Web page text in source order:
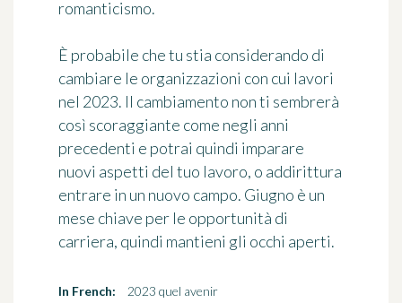
romanticismo.
È probabile che tu stia considerando di
cambiare le organizzazioni con cui lavori
nel 2023. Il cambiamento non ti sembrerà
così scoraggiante come negli anni
precedenti e potrai quindi imparare
nuovi aspetti del tuo lavoro, o addirittura
entrare in un nuovo campo. Giugno è un
mese chiave per le opportunità di
carriera, quindi mantieni gli occhi aperti.
In French:
2023 quel avenir